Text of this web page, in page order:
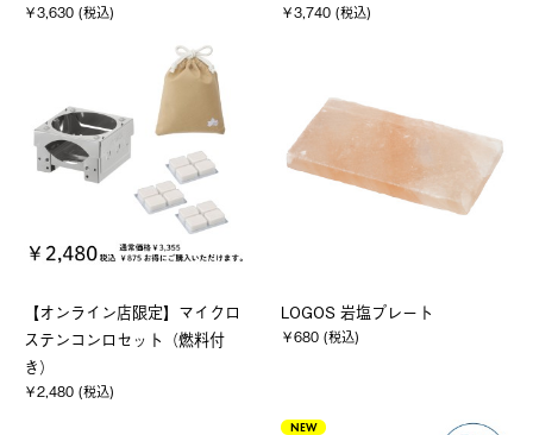
￥3,630 (税込) ￥3,740 (税込)
【オンライン店限定】マイクロ
ステンコンロセット（燃料付
き）
￥2,480 (税込)
LOGOS 岩塩プレート
￥680 (税込)
NEW